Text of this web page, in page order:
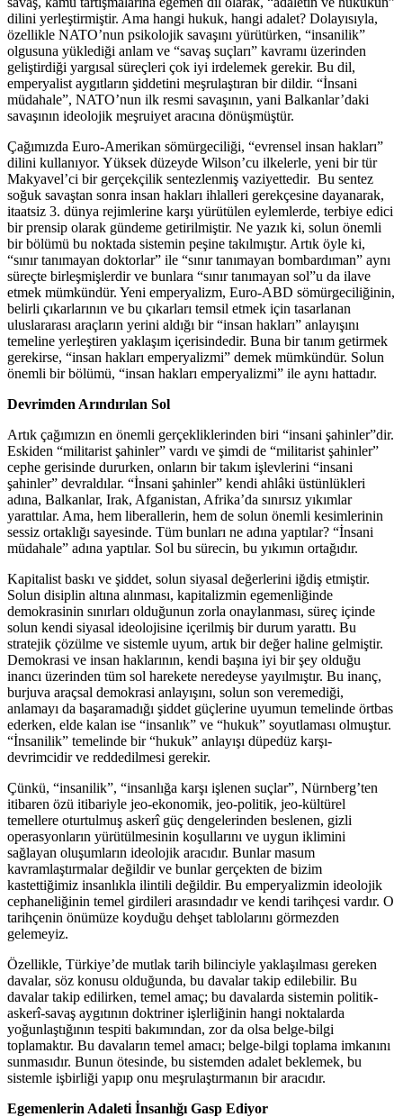
dilini yerleştirmiştir. Ama hangi hukuk, hangi adalet? Dolayısıyla,
özellikle NATO’nun psikolojik savaşını yürütürken, “insanilik”
olgusuna yüklediği anlam ve “savaş suçları” kavramı üzerinden
geliştirdiği yargısal süreçleri çok iyi irdelemek gerekir. Bu dil,
emperyalist aygıtların şiddetini meşrulaştıran bir dildir. “İnsani
müdahale”, NATO’nun ilk resmi savaşının, yani Balkanlar’daki
savaşının ideolojik meşruiyet aracına dönüşmüştür.
Çağımızda Euro-Amerikan sömürgeciliği, “evrensel insan hakları”
dilini kullanıyor. Yüksek düzeyde Wilson’cu ilkelerle, yeni bir tür
Makyavel’ci bir gerçekçilik sentezlenmiş vaziyettedir. Bu sentez
soğuk savaştan sonra insan hakları ihlalleri gerekçesine dayanarak,
itaatsiz 3. dünya rejimlerine karşı yürütülen eylemlerde, terbiye edici
bir prensip olarak gündeme getirilmiştir. Ne yazık ki, solun önemli
bir bölümü bu noktada sistemin peşine takılmıştır. Artık öyle ki,
“sınır tanımayan doktorlar” ile “sınır tanımayan bombardıman” aynı
süreçte birleşmişlerdir ve bunlara “sınır tanımayan sol”u da ilave
etmek mümkündür. Yeni emperyalizm, Euro-ABD sömürgeciliğinin,
belirli çıkarlarının ve bu çıkarları temsil etmek için tasarlanan
uluslararası araçların yerini aldığı bir “insan hakları” anlayışını
temeline yerleştiren yaklaşım içerisindedir. Buna bir tanım getirmek
gerekirse, “insan hakları emperyalizmi” demek mümkündür. Solun
önemli bir bölümü, “insan hakları emperyalizmi” ile aynı hattadır.
Devrimden Arındırılan Sol
Artık çağımızın en önemli gerçekliklerinden biri “insani şahinler”dir.
Eskiden “militarist şahinler” vardı ve şimdi de “militarist şahinler”
cephe gerisinde dururken, onların bir takım işlevlerini “insani
şahinler” devraldılar. “İnsani şahinler” kendi ahlâki üstünlükleri
adına, Balkanlar, Irak, Afganistan, Afrika’da sınırsız yıkımlar
yarattılar. Ama, hem liberallerin, hem de solun önemli kesimlerinin
sessiz ortaklığı sayesinde. Tüm bunları ne adına yaptılar? “İnsani
müdahale” adına yaptılar. Sol bu sürecin, bu yıkımın ortağıdır.
Kapitalist baskı ve şiddet, solun siyasal değerlerini iğdiş etmiştir.
Solun disiplin altına alınması, kapitalizmin egemenliğinde
demokrasinin sınırları olduğunun zorla onaylanması, süreç içinde
solun kendi siyasal ideolojisine içerilmiş bir durum yarattı. Bu
stratejik çözülme ve sistemle uyum, artık bir değer haline gelmiştir.
Demokrasi ve insan haklarının, kendi başına iyi bir şey olduğu
inancı üzerinden tüm sol harekete neredeyse yayılmıştır. Bu inanç,
burjuva araçsal demokrasi anlayışını, solun son veremediği,
anlamayı da başaramadığı şiddet güçlerine uyumun temelinde örtbas
ederken, elde kalan ise “insanlık” ve “hukuk” soyutlaması olmuştur.
“İnsanilik” temelinde bir “hukuk” anlayışı düpedüz karşı-
devrimcidir ve reddedilmesi gerekir.
Çünkü, “insanilik”, “insanlığa karşı işlenen suçlar”, Nürnberg’ten
itibaren özü itibariyle jeo-ekonomik, jeo-politik, jeo-kültürel
temellere oturtulmuş askerî güç dengelerinden beslenen, gizli
operasyonların yürütülmesinin koşullarını ve uygun iklimini
sağlayan oluşumların ideolojik aracıdır. Bunlar masum
kavramlaştırmalar değildir ve bunlar gerçekten de bizim
kastettiğimiz insanlıkla ilintili değildir. Bu emperyalizmin ideolojik
cephaneliğinin temel girdileri arasındadır ve kendi tarihçesi vardır. O
tarihçenin önümüze koyduğu dehşet tablolarını görmezden
gelemeyiz.
Özellikle, Türkiye’de mutlak tarih bilinciyle yaklaşılması gereken
davalar, söz konusu olduğunda, bu davalar takip edilebilir. Bu
davalar takip edilirken, temel amaç; bu davalarda sistemin politik-
askerî-savaş aygıtının doktriner işlerliğinin hangi noktalarda
yoğunlaştığının tespiti bakımından, zor da olsa belge-bilgi
toplamaktır. Bu davaların temel amacı; belge-bilgi toplama imkanını
sunmasıdır. Bunun ötesinde, bu sistemden adalet beklemek, bu
sistemle işbirliği yapıp onu meşrulaştırmanın bir aracıdır.
Egemenlerin Adaleti İnsanlığı Gasp Ediyor